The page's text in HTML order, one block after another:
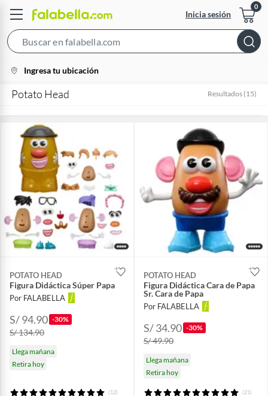
Inicia sesión
Bar
location-
icon
Ingresa tu ubicación
Potato Head Resultados (15)
POTATO HEAD
Figura Didáctica Súper Papa
Por FALABELLA
S/ 94.90 -30%
S/ 134.90
Llega mañana
Retira hoy
(12)
POTATO HEAD
Figura Didáctica Cara de Papa
Sr. Cara de Papa
Por FALABELLA
S/ 34.90 -30%
S/ 49.90
Llega mañana
Retira hoy
(21)